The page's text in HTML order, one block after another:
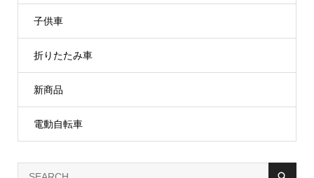
子供車
折りたたみ車
新商品
電動自転車